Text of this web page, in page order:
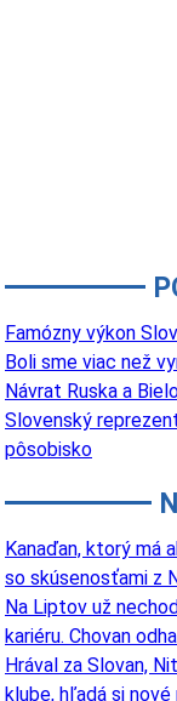
Famózny výkon
Boli sme viac než
Návrat Ruska a
Slovenský
pôsobisko
Kanaďan, ktorý má
so skúsenosťami z
Na Liptov už
kariéru. Chovan
Hrával za Slovan,
klube, hľadá si